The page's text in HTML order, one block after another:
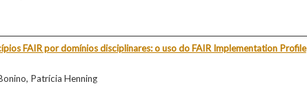
FAIR por domínios disciplinares: o uso do FAIR Implementation Profile
Patrícia Henning